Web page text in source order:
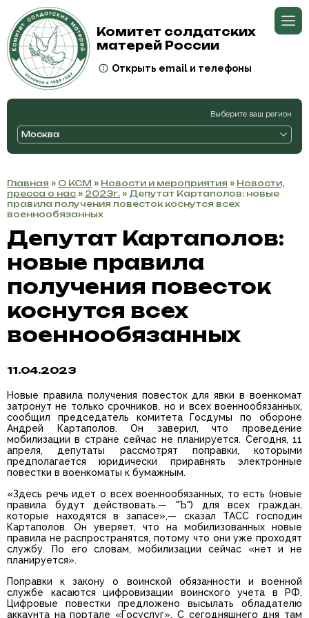
Комитет солдатских
матерей России
Открыть email и телефоны
Выберите ваш регион
Москва
Главная » О КСМ » Новости и мероприятия » Новости,
пресса о нас » 2023г. » Депутат Картаполов: новые
правила получения повесток коснутся всех
военнообязанных
Депутат Картаполов:
новые правила
получения повесток
коснутся всех
военнообязанных
11.04.2023
Новые правила получения повесток для явки в военкомат
затронут не только срочников, но и всех военнообязанных,
сообщил председатель комитета Госдумы по обороне
Андрей Картаполов. Он заверил, что проведение
мобилизации в стране сейчас не планируется. Сегодня, 11
апреля, депутаты рассмотрят поправки, которыми
предполагается юридически приравнять электронные
повестки в военкоматы к бумажным.
«Здесь речь идет о всех военнообязанных, то есть (новые
правила будут действовать.— "Ъ") для всех граждан,
которые находятся в запасе»,— сказал ТАСС господин
Картаполов. Он уверяет, что на мобилизованных новые
правила не распространятся, потому что они уже проходят
службу. По его словам, мобилизации сейчас «нет и не
планируется».
Поправки к закону о воинской обязанности и военной
службе касаются цифровизации воинского учета в РФ.
Цифровые повестки предложено высылать обладателю
аккаунта на портале «Госуслуг». С сегодняшнего дня там